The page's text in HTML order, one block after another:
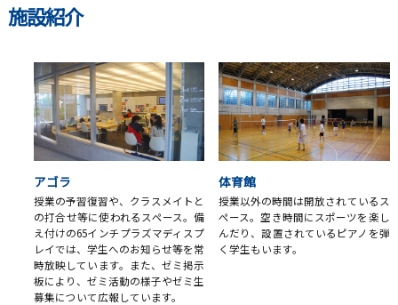
施設紹介
アゴラ
授業の予習復習や、クラスメイトと
の打合せ等に使われるスペース。備
え付けの65インチプラズマディスプ
レイでは、学生へのお知らせ等を常
時放映しています。また、ゼミ掲示
板により、ゼミ活動の様子やゼミ生
募集について広報しています。
体育館
授業以外の時間は開放されているス
ペース。空き時間にスポーツを楽し
んだり、設置されているピアノを弾
く学生もいます。